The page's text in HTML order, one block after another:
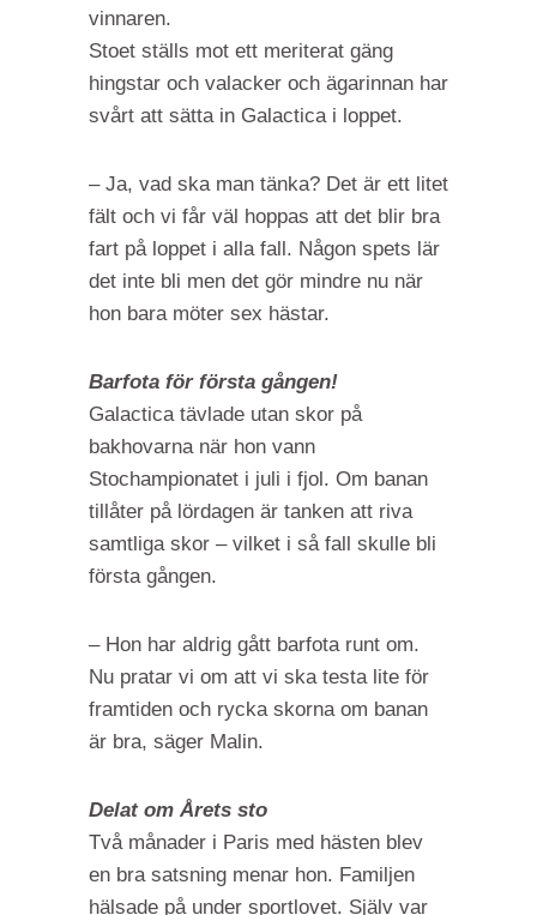
vinnaren.
Stoet ställs mot ett meriterat gäng
hingstar och valacker och ägarinnan har
svårt att sätta in Galactica i loppet.
– Ja, vad ska man tänka? Det är ett litet
fält och vi får väl hoppas att det blir bra
fart på loppet i alla fall. Någon spets lär
det inte bli men det gör mindre nu när
hon bara möter sex hästar.
Barfota för första gången!
Galactica tävlade utan skor på
bakhovarna när hon vann
Stochampionatet i juli i fjol. Om banan
tillåter på lördagen är tanken att riva
samtliga skor – vilket i så fall skulle bli
första gången.
– Hon har aldrig gått barfota runt om.
Nu pratar vi om att vi ska testa lite för
framtiden och rycka skorna om banan
är bra, säger Malin.
Delat om Årets sto
Två månader i Paris med hästen blev
en bra satsning menar hon. Familjen
hälsade på under sportlovet. Själv var